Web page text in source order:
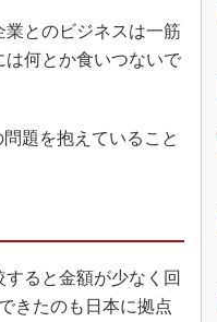
開発
とのビジネスは一筋
何とか食いつないで
題を抱えていること
ると金額が少なく回
きたのも日本に拠点